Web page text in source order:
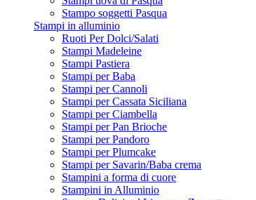
Stampo soggetti Pasqua
Stampi in alluminio
Ruoti Per Dolci/Salati
Stampi Madeleine
Stampi Pastiera
Stampi per Baba
Stampi per Cannoli
Stampi per Cassata Siciliana
Stampi per Ciambella
Stampi per Pan Brioche
Stampi per Pandoro
Stampi per Plumcake
Stampi per Savarin/Baba crema
Stampini a forma di cuore
Stampini in Alluminio